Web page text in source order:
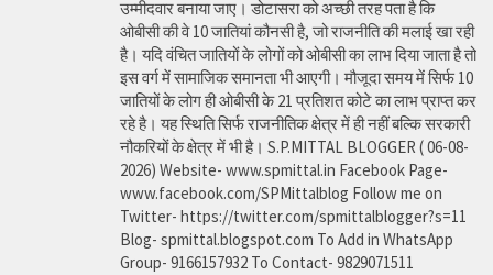
उम्मीदवार बनाया जाए। डोटासरा को अच्छी तरह पता है कि
ओबीसी की वे 10 जातियां कौनसी है, जो राजनीति की मलाई खा रही
है। यदि वंचित जातियों के लोगों को ओबीसी का लाभ दिया जाता है तो
इस वर्ग में सामाजिक समानता भी आएगी। मौजूदा समय में सिर्फ 10
जातियों के लोग ही ओबीसी के 21 प्रतिशत कोटे का लाभ प्राप्त कर
रहे है। यह स्थिति सिर्फ राजनीतिक क्षेत्र में ही नहीं बल्कि सरकारी
नौकरियों के क्षेत्र में भी है। S.P.MITTAL BLOGGER ( 06-08-
2026) Website- www.spmittal.in Facebook Page-
www.facebook.com/SPMittalblog Follow me on
Twitter- https://twitter.com/spmittalblogger?s=11
Blog- spmittal.blogspot.com To Add in WhatsApp
Group- 9166157932 To Contact- 9829071511